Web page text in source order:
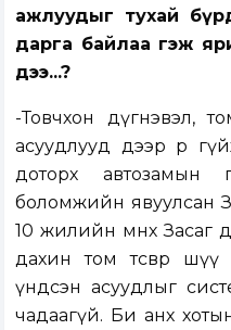
ажлуудыг тухай
дарга байлаа гэж
дээ...?
-Товчхон дүгнэвэл,
асуудлууд дээр өөрөө
доторх
боломжийн явуулсан
10 жилийн өмнөх Засаг
дахин том төсвөөр
үндсэн асуудлыг
чадаагүй. Би анх